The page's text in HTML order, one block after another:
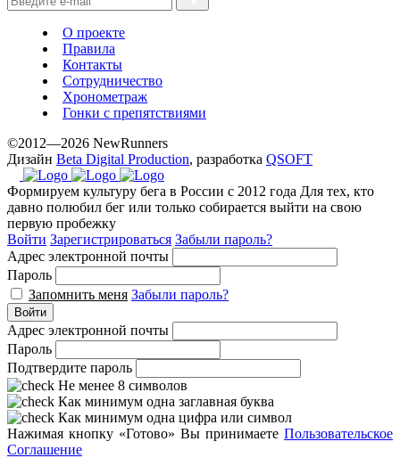
prices.
О проекте
Правила
Контакты
Сотрудничество
Хронометраж
Гонки с препятствиями
©2012—2026 NewRunners
Дизайн Beta Digital Production, разработка QSOFT
Формируем культуру бега в России с 2012 года Для тех, кто
давно полюбил бег или только собирается выйти на свою
первую пробежку
Войти Зарегистрироваться Забыли пароль?
Адрес электронной почты
Пароль
Запомнить меня Забыли пароль?
Войти
Адрес электронной почты
Пароль
Подтвердите пароль
Не менее 8 символов
Как минимум одна заглавная буква
Как минимум одна цифра или символ
Нажимая кнопку «Готово» Вы принимаете Пользовательское
Соглашение